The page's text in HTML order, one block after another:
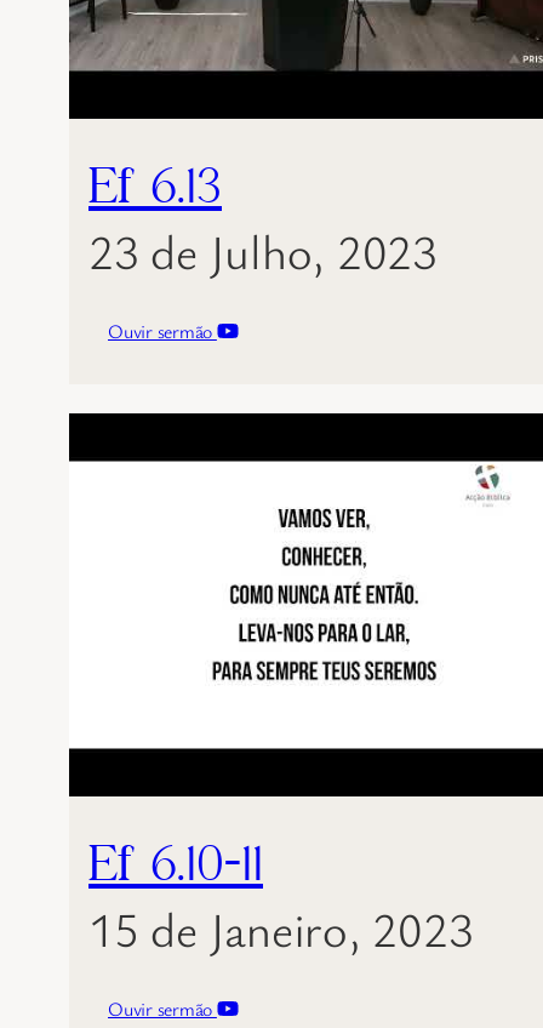
Ef 6.13
23 de Julho, 2023
Ouvir sermão
Ef 6.10-11
15 de Janeiro, 2023
Ouvir sermão